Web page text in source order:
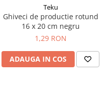
Teku
Ghiveci de productie rotund
16 x 20 cm negru
1,29 RON
ADAUGA IN COS